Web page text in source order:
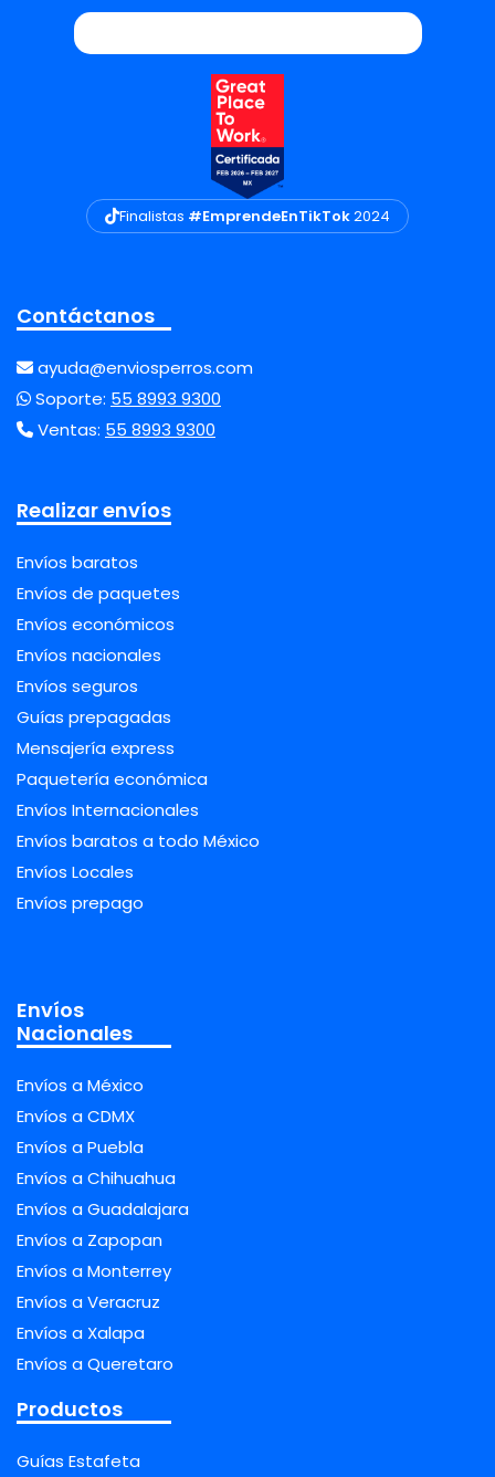
Finalistas #EmprendeEnTikTok2024
Contáctanos
ayuda@enviosperros.com
Soporte: 55 8993 9300
Ventas: 55 8993 9300
Realizar envíos
Envíos baratos
Envíos de paquetes
Envíos económicos
Envíos nacionales
Envíos seguros
Guías prepagadas
Mensajería express
Paquetería económica
Envíos Internacionales
Envíos baratos a todo México
Envíos Locales
Envíos prepago
Envíos
Nacionales
Envíos a México
Envíos a CDMX
Envíos a Puebla
Envíos a Chihuahua
Envíos a Guadalajara
Envíos a Zapopan
Envíos a Monterrey
Envíos a Veracruz
Envíos a Xalapa
Envíos a Queretaro
Productos
Guías Estafeta